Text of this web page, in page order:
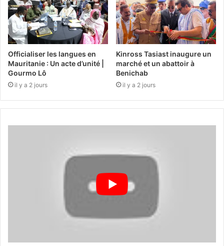
Officialiser les langues en
Mauritanie : Un acte d’unité |
Gourmo Lô
il y a 2 jours
Kinross Tasiast inaugure un
marché et un abattoir à
Benichab
il y a 2 jours